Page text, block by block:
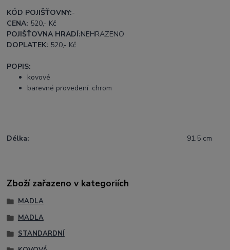
KÓD POJIŠŤOVNY:-
CENA: 520,- Kč
POJIŠŤOVNA HRADÍ:NEHRAZENO
DOPLATEK: 520,- Kč
POPIS:
kovové
barevné provedení: chrom
Délka: 91.5 cm
Zboží zařazeno v kategoriích
MADLA
MADLA
STANDARDNÍ